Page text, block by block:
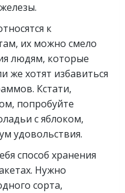
к
их можно смело
людям, которые
же хотят избавиться
Кстати,
попробуйте
с яблоком,
удовольствия.
способ хранения
Нужно
сорта,